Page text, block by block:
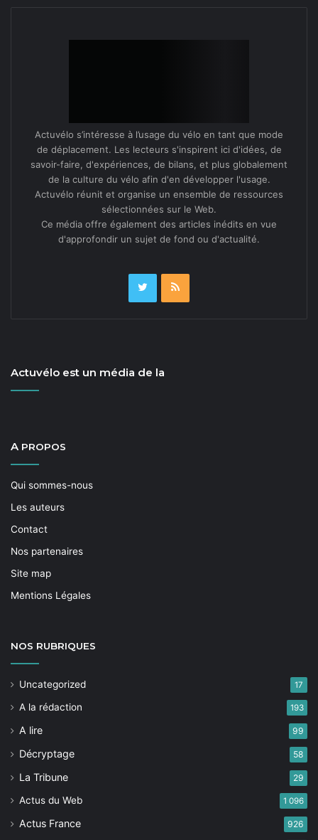
Actuvélo s’intéresse à l’usage du vélo en tant que mode
de déplacement. Les lecteurs s'inspirent ici d'idées, de
savoir-faire, d'expériences, de bilans, et plus globalement
de la culture du vélo afin d'en développer l'usage.
Actuvélo réunit et organise un ensemble de ressources
sélectionnées sur le Web.
Ce média offre également des articles inédits en vue
d'approfondir un sujet de fond ou d'actualité.
Actuvélo est un média de la
A PROPOS
Qui sommes-nous
Les auteurs
Contact
Nos partenaires
Site map
Mentions Légales
NOS RUBRIQUES
Uncategorized 17
A la rédaction 193
A lire 99
Décryptage 58
La Tribune 29
Actus du Web 1 096
Actus France 926